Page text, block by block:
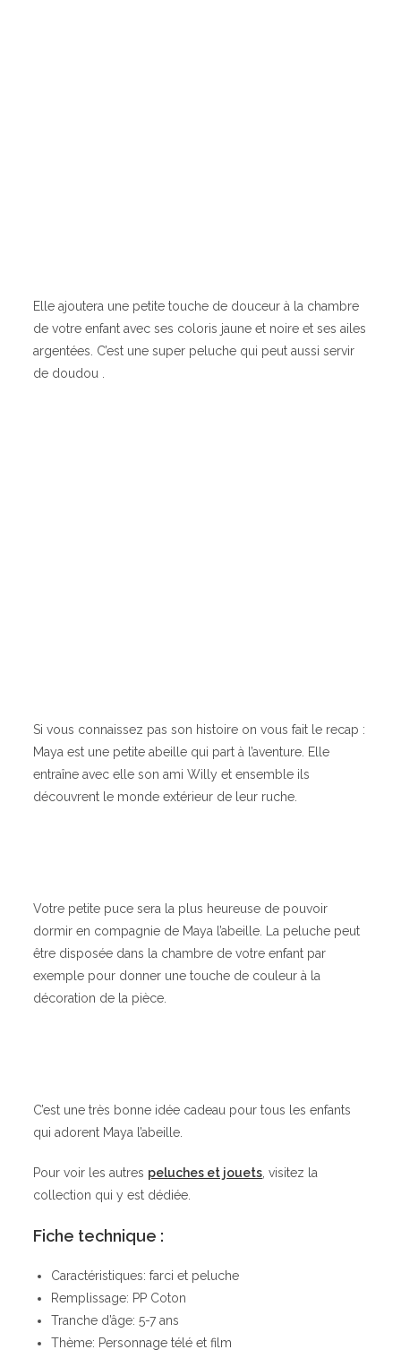
Elle ajoutera une petite touche de douceur à la chambre
de votre enfant avec ses coloris jaune et noire et ses ailes
argentées. C’est une super peluche qui peut aussi servir
de doudou .
Si vous connaissez pas son histoire on vous fait le recap :
Maya est une petite abeille qui part à l’aventure. Elle
entraîne avec elle son ami Willy et ensemble ils
découvrent le monde extérieur de leur ruche.
Votre petite puce sera la plus heureuse de pouvoir
dormir en compagnie de Maya l’abeille. La peluche peut
être disposée dans la chambre de votre enfant par
exemple pour donner une touche de couleur à la
décoration de la pièce.
C’est une très bonne idée cadeau pour tous les enfants
qui adorent Maya l’abeille.
Pour voir les autres peluches et jouets, visitez la
collection qui y est dédiée.
Fiche technique :
Caractéristiques: farci et peluche
Remplissage: PP Coton
Tranche d’âge: 5-7 ans
Thème: Personnage télé et film